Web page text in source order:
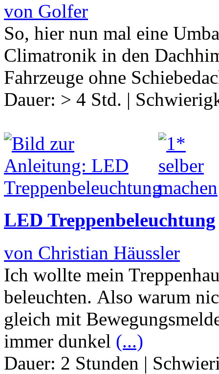
von Golfer
So, hier nun mal eine
Climatronik in den
Fahrzeuge ohne
Dauer: > 4 Std. |
LED Treppenbeleuchtung
von Christian Häussler
Ich wollte mein
beleuchten. Also warum
gleich mit
immer dunkel (...)
Dauer: 2 Stunden |